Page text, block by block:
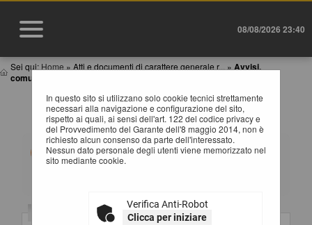
08/08/2026 23:40
Sei qui: Home » Atti e documenti di carattere generale r... » Avvisi,
comunicazioni e atti di caratter...
In questo sito si utilizzano solo cookie tecnici strettamente
necessari alla navigazione e configurazione del sito,
rispetto ai quali, ai sensi dell'art. 122 del codice privacy e
del Provvedimento del Garante dell'8 maggio 2014, non è
richiesto alcun consenso da parte dell'interessato.
Nessun dato personale degli utenti viene memorizzato nel
sito mediante cookie.
Verifica Anti-Robot
Clicca per iniziare
AVVISI, COMUNICAZIONI E ATTI DI CARATTERE
GENERALE
All'interno di questa sezione è possibile consultare
avvisi, atti e documenti di carattere generale riferiti a
tutte le procedure, quali ad esempio la documentazione
lavori (con le eventuali opere incompiute) e dei servizi e
forniture, ecc.
Per ciascuna pubblicazione sono consultabili i relativi